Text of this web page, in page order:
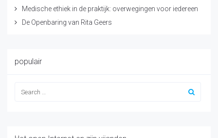
Medische ethiek in de praktijk: overwegingen voor iedereen
De Openbaring van Rita Geers
populair